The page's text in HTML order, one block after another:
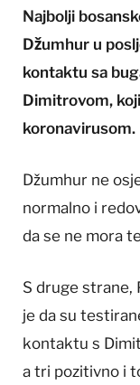
Najbolji
Džumhur u
kontaktu sa
Dimitrovom,
koronavirusom.
Džumhur ne
normalno i
da se ne mora
S druge strane,
je da su
kontaktu s
a tri pozitivno i